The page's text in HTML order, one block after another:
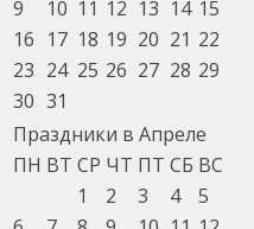
9
10 11 12 13 14 15
16 17 18 19 20 21 22
23 24 25 26 27 28 29
30 31
Праздники в Апреле
ПН ВТ СР ЧТ ПТ СБ ВС
1
2 3 4
5